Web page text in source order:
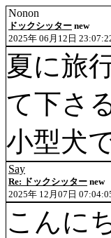
Nonon
ドックシッター new
2025年 06月12日
夏に旅
て下さ
小型犬
Say
Re: ドックシッター new
2025年 12月07日
こんに